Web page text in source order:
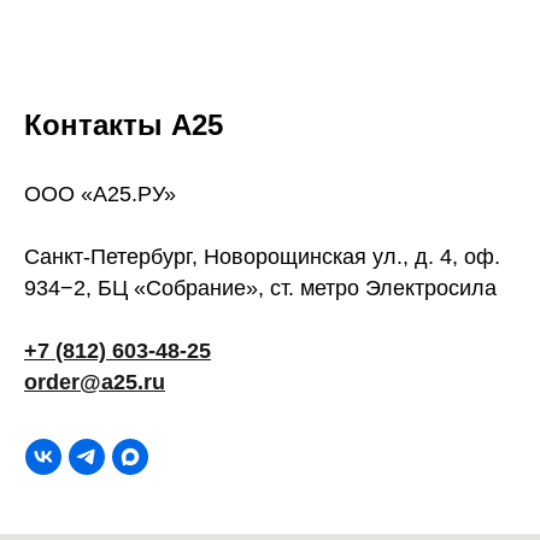
Контакты А25
ООО «А25.РУ»
Санкт-Петербург, Новорощинская ул., д. 4, оф.
934−2, БЦ «Собрание», ст. метро Электросила
+7 (812) 603-48-25
order@a25.ru